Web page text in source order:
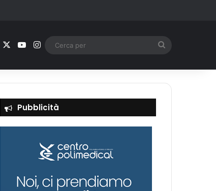
Facebook You TubeInstagram
Pubblicità